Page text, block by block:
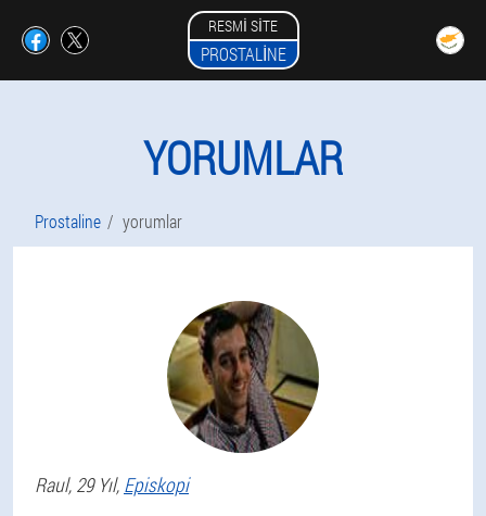
RESMI SITE
PROSTALINE
YORUMLAR
Prostaline yorumlar
Raul, 29 Yıl, Episkopi